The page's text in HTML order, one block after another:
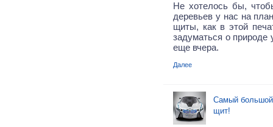
Не хотелось бы,
деревьев у нас на
щиты, как в этой
задуматься о природе
еще вчера.
Далее
Самый
щит!